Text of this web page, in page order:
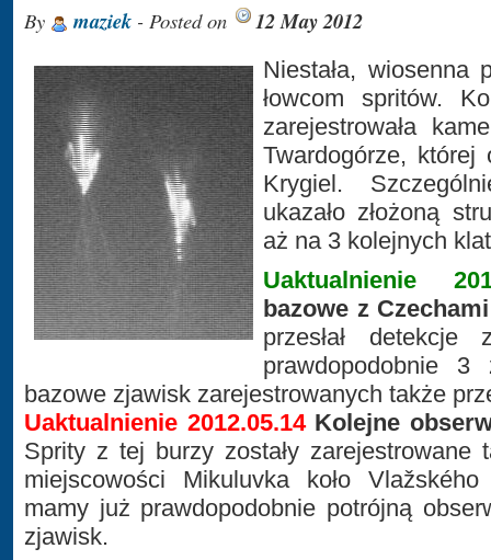
By maziek - Posted on 12 May 2012
Niestała, wiosenna
łowcom spritów.
zarejestrowała
Twardogórze, której
Krygiel.
ukazało złożoną
aż na 3 kolejnych
Uaktualnienie
bazowe z Czechami
przesłał
prawdopodobnie
bazowe zjawisk zarejestrowanych także
Uaktualnienie 2012.05.14Kolejne
Sprity z tej burzy zostały
miejscowości Mikuluvka koło
mamy już prawdopodobnie potrójną
zjawisk.